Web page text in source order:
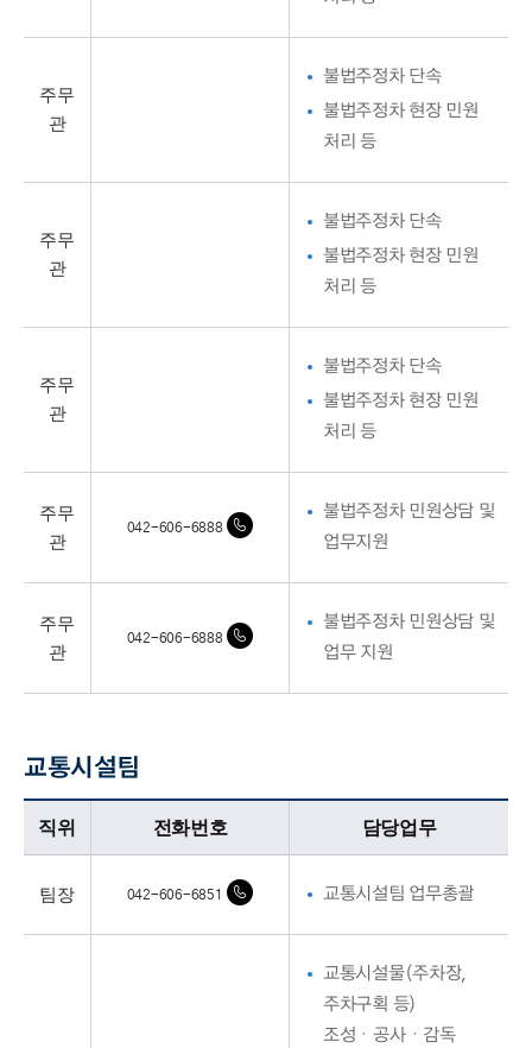
주무
관
불법주정차 단속
불법주정차 현장 민원
처리 등
주무
관
불법주정차 단속
불법주정차 현장 민원
처리 등
주무
관
불법주정차 단속
불법주정차 현장 민원
처리 등
주무
관
042-606-6888
불법주정차 민원상담 및
업무지원
주무
관
042-606-6888
불법주정차 민원상담 및
업무 지원
교통시설팀
교통시설팀업무담당자의 정보로 직위, 전화번호, 담당업무를 안내하고 있습니다
직위 전화번호 담당업무
팀장 042-606-6851 교통시설팀 업무총괄
교통시설물(주차장,
주차구획 등)
조성ㆍ공사ㆍ감독